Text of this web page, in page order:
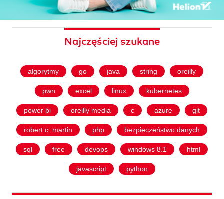
Najczęściej szukane
algorytmy go java string oreilly
pwn excel linux kubernetes
power bi oreilly media c azure git
robert c. martin php bezpieczeństwo danych
sql free devops windows 8.1 html
javascript python